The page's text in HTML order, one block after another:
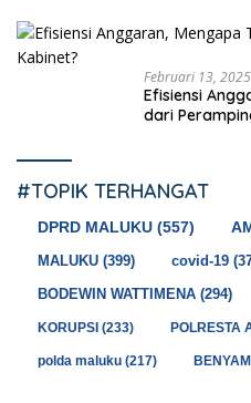
Februari 13, 2025
Efisiensi
dari
#TOPIK TERHANGAT
DPRD MALUKU (557)
MALUKU (399) covid-19
BODEWIN WATTIMENA (294)
KORUPSI (233) POLRESTA
polda maluku (217)